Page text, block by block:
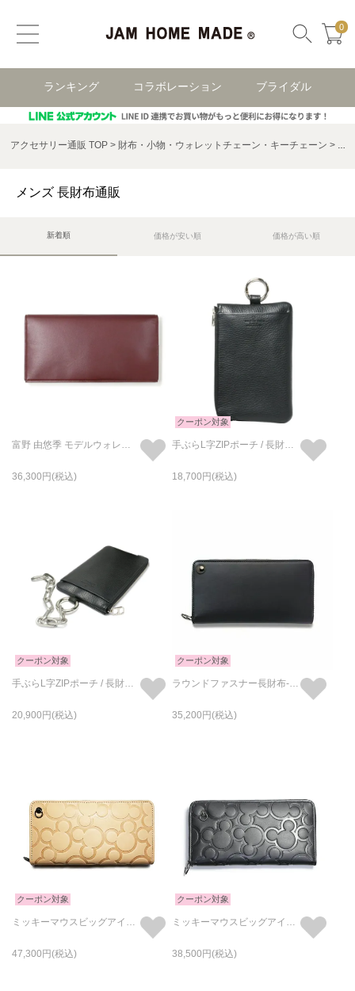
0
ランキング コラボレーション ブライダル
アクセサリー通販 TOP 財布・小物・ウォレットチェーン・キーチェーン メ
メンズ 長財布通販
価格が安い順 価格が高い順
新着順
富野 由悠季 モデルウォレット / 長財布
36,300
クーポン対象
手ぶらL字ZIPポーチ / 長財布 スコッチガードレザー
18,700
クーポン対象
手ぶらL字ZIPポーチ / 長財布 スコッチガードレザー チェーン付属
20,900
クーポン対象
ラウンドファスナー長財布-LaVish-/オーバル/ロングウォレット
35,200
クーポン対象
ミッキーマウスビッグアイコンラウンドファスナー長財布/ロングウォレット-ヌメ-
47,300
クーポン対象
ミッキーマウスビッグアイコンラウンドファスナー長財布/ロングウォレット
38,500